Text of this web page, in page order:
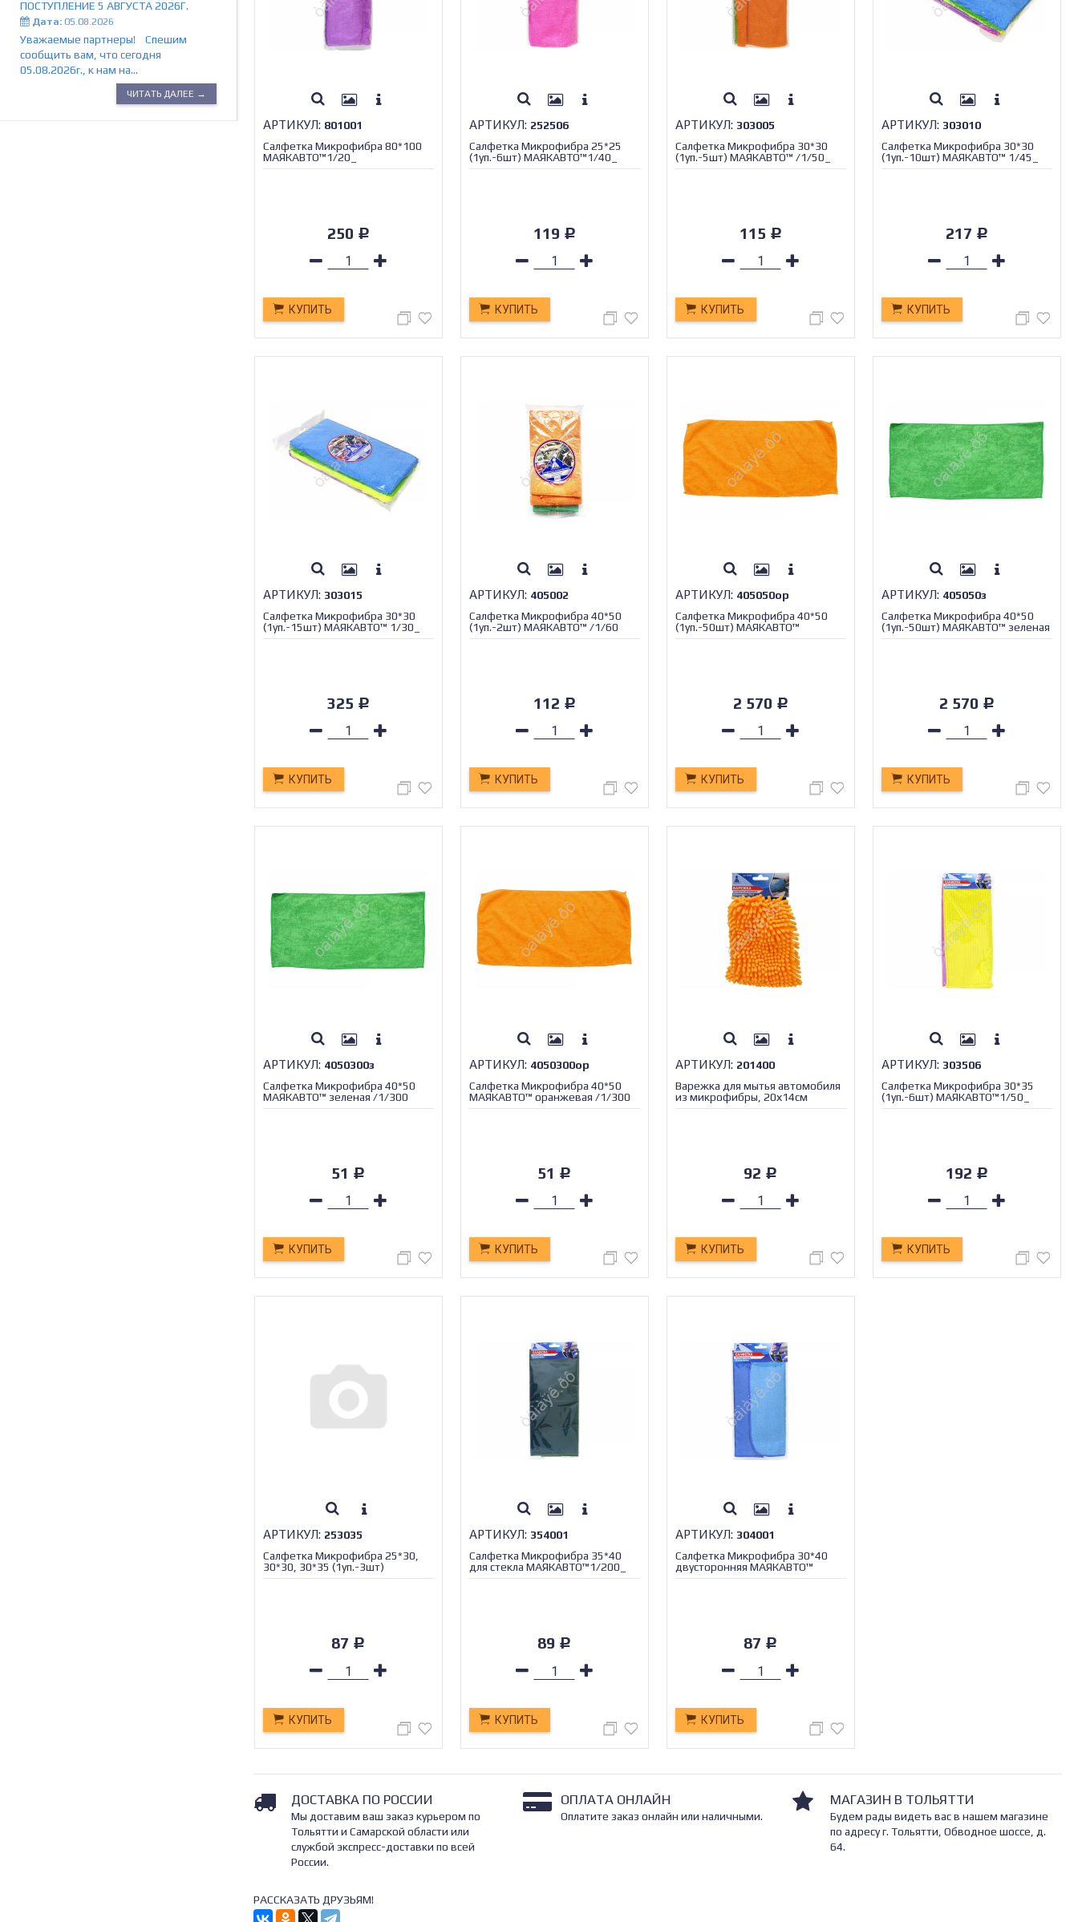
ПОСТУПЛЕНИЕ 5 АВГУСТА 2026Г.
Дата: 05.08.2026
Уважаемые партнеры! Спешим
сообщить вам, что сегодня
05.08.2026г., к нам на...
ЧИТАТЬ ДАЛЕЕ →
АРТИКУЛ: 801001
Салфетка Микрофибра 80*100
МАЯКАВТО™1/20_
250 Р
КУПИТЬ
АРТИКУЛ: 252506
Салфетка Микрофибра 25*25
(1уп.-6шт) МАЯКАВТО™1/40_
119 Р
КУПИТЬ
АРТИКУЛ: 303005
Салфетка Микрофибра 30*30
(1уп.-5шт) МАЯКАВТО™ /1/50_
115 Р
КУПИТЬ
АРТИКУЛ: 303010
Салфетка Микрофибра 30*30
(1уп.-10шт) МАЯКАВТО™ 1/45_
217 Р
КУПИТЬ
АРТИКУЛ: 303015
Салфетка Микрофибра 30*30
(1уп.-15шт) МАЯКАВТО™ 1/30_
325 Р
КУПИТЬ
АРТИКУЛ: 405002
Салфетка Микрофибра 40*50
(1уп.-2шт) МАЯКАВТО™ /1/60
112 Р
КУПИТЬ
АРТИКУЛ: 405050ор
Салфетка Микрофибра 40*50
(1уп.-50шт) МАЯКАВТО™
оранжевая
2 570 Р
КУПИТЬ
АРТИКУЛ: 405050з
Салфетка Микрофибра 40*50
(1уп.-50шт) МАЯКАВТО™ зеленая
2 570 Р
КУПИТЬ
АРТИКУЛ: 4050300з
Салфетка Микрофибра 40*50
МАЯКАВТО™ зеленая /1/300
51 Р
КУПИТЬ
АРТИКУЛ: 4050300ор
Салфетка Микрофибра 40*50
МАЯКАВТО™ оранжевая /1/300
51 Р
КУПИТЬ
АРТИКУЛ: 201400
Варежка для мытья автомобиля
из микрофибры, 20х14см
МАЯКАВТО™ 1/_
92 Р
КУПИТЬ
АРТИКУЛ: 303506
Салфетка Микрофибра 30*35
(1уп.-6шт) МАЯКАВТО™1/50_
192 Р
КУПИТЬ
АРТИКУЛ: 253035
Салфетка Микрофибра 25*30,
30*30, 30*35 (1уп.-3шт)
МАЯКАВТО™ 1/60_
87 Р
КУПИТЬ
АРТИКУЛ: 354001
Салфетка Микрофибра 35*40
для стекла МАЯКАВТО™1/200_
89 Р
КУПИТЬ
АРТИКУЛ: 304001
Салфетка Микрофибра 30*40
двусторонняя МАЯКАВТО™
/1/100_
87 Р
КУПИТЬ
ДОСТАВКА ПО РОССИИ
Мы доставим ваш заказ курьером по
Тольятти и Самарской области или
службой экспресс-доставки по всей
России.
ОПЛАТА ОНЛАЙН
Оплатите заказ онлайн или наличными.
МАГАЗИН В ТОЛЬЯТТИ
Будем рады видеть вас в нашем магазине
по адресу г. Тольятти, Обводное шоссе, д.
64.
РАССКАЗАТЬ ДРУЗЬЯМ!